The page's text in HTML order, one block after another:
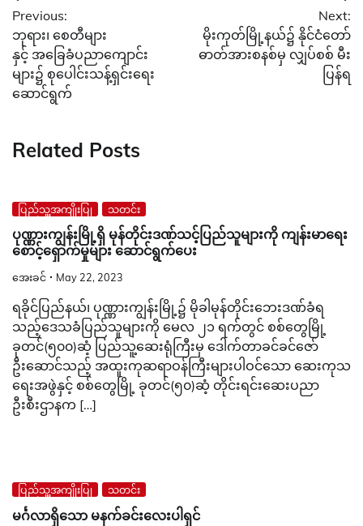
navigation
Previous:
ဘုရား၊ စေတီများ
နှင့် အခြေခံပညာကျောင်း
များ၌ စုပေါင်းသန့်ရှင်းရေး
ဆောင်ရွက်
Next:
မိုးကုတ်မြို့နယ်၌ နိုင်ငံတော်
ဓာတ်အားစနစ်မှ လျှပ်စစ် မီး
ပြန်ရ
Related Posts
ပြည်သူ့အကျိုးပြု သတင်း
ပုဏ္ဏားကျွန်းမြို့ရှိ မုန်တိုင်းဒဏ်သင့်ပြည်သူများကို ကျန်းမာရေး
စောင့်ရှောက်မှုများ ဆောင်ရွက်ပေး
အေးခင် May 22, 2023
ရခိုင်ပြည်နယ်၊ ပုဏ္ဏားကျွန်းမြို့၌ မိုခါမုန်တိုင်းဘေးဒဏ်ခံရ
သည့်ဒေသခံပြည်သူများကို မေလ ၂၁ ရက်တွင် စစ်တွေမြို့
ခုတင်(၅၀၀)ဆံ့ ပြည်သူ့ဆေးရုံကြီးမှ ဒေါက်တာခင်ခင်ဇော်
ဦးဆောင်သည့် အထူးကုဆရာဝန်ကြီးများပါဝင်သော ဆေးကုသ
ရေးအဖွဲနှင့် စစ်တွေမြို့ ခုတင်(၅၀)ဆံ့ တိုင်းရင်းဆေးပညာ
ဦးစီးဌာနက […]
ပြည်သူ့အကျိုးပြု သတင်း
မင်္ဂလာရှိသော မနက်ခင်းလေးပါရှင်